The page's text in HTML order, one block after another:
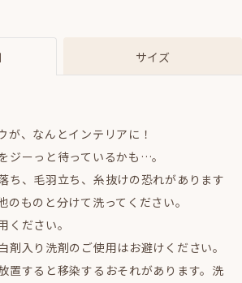
サイズ
が、なんとインテリアに！
ジーっと待っているかも…。
ち、毛羽立ち、糸抜けの恐れがあります
のものと分けて洗ってください。
ださい。
入り洗剤のご使用はお避けください。
置すると移染するおそれがあります。洗